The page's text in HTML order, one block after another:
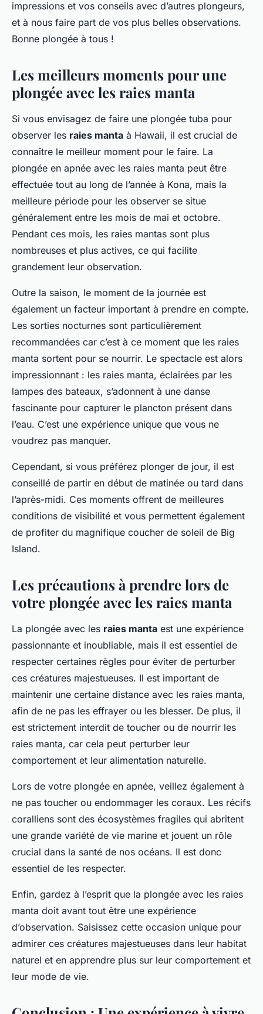
impressions et vos conseils avec d’autres plongeurs,
et à nous faire part de vos plus belles observations.
Bonne plongée à tous !
Les meilleurs moments pour une
plongée avec les raies manta
Si vous envisagez de faire une plongée tuba pour
observer les raies manta à Hawaii, il est crucial de
connaître le meilleur moment pour le faire. La
plongée en apnée avec les raies manta peut être
effectuée tout au long de l’année à Kona, mais la
meilleure période pour les observer se situe
généralement entre les mois de mai et octobre.
Pendant ces mois, les raies mantas sont plus
nombreuses et plus actives, ce qui facilite
grandement leur observation.
Outre la saison, le moment de la journée est
également un facteur important à prendre en compte.
Les sorties nocturnes sont particulièrement
recommandées car c’est à ce moment que les raies
manta sortent pour se nourrir. Le spectacle est alors
impressionnant : les raies manta, éclairées par les
lampes des bateaux, s’adonnent à une danse
fascinante pour capturer le plancton présent dans
l’eau. C’est une expérience unique que vous ne
voudrez pas manquer.
Cependant, si vous préférez plonger de jour, il est
conseillé de partir en début de matinée ou tard dans
l’après-midi. Ces moments offrent de meilleures
conditions de visibilité et vous permettent également
de profiter du magnifique coucher de soleil de Big
Island.
Les précautions à prendre lors de
votre plongée avec les raies manta
La plongée avec les raies manta est une expérience
passionnante et inoubliable, mais il est essentiel de
respecter certaines règles pour éviter de perturber
ces créatures majestueuses. Il est important de
maintenir une certaine distance avec les raies manta,
afin de ne pas les effrayer ou les blesser. De plus, il
est strictement interdit de toucher ou de nourrir les
raies manta, car cela peut perturber leur
comportement et leur alimentation naturelle.
Lors de votre plongée en apnée, veillez également à
ne pas toucher ou endommager les coraux. Les récifs
coralliens sont des écosystèmes fragiles qui abritent
une grande variété de vie marine et jouent un rôle
crucial dans la santé de nos océans. Il est donc
essentiel de les respecter.
Enfin, gardez à l’esprit que la plongée avec les raies
manta doit avant tout être une expérience
d’observation. Saisissez cette occasion unique pour
admirer ces créatures majestueuses dans leur habitat
naturel et en apprendre plus sur leur comportement et
leur mode de vie.